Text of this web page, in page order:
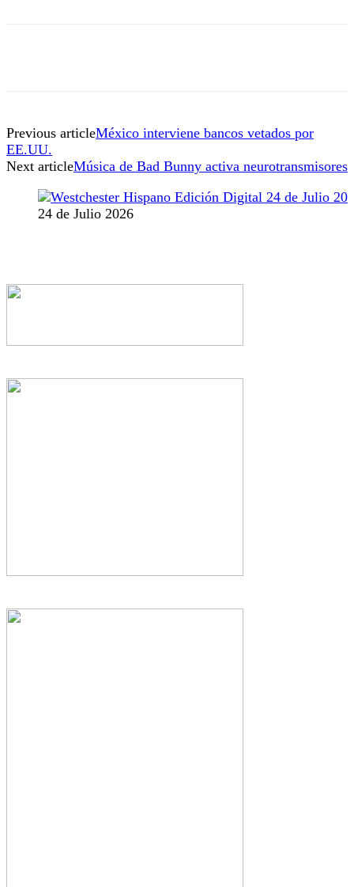
Previous articleMéxico interviene bancos vetados por
EE.UU.
Next articleMúsica de Bad Bunny activa neurotransmisores
24 de Julio 2026